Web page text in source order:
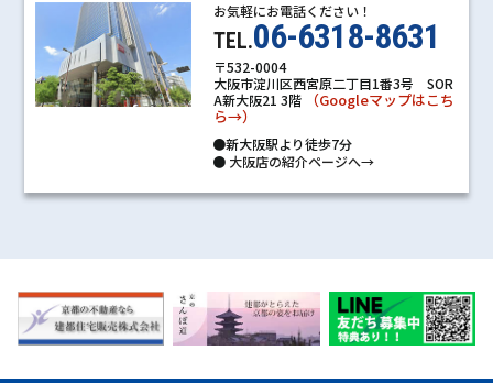
お気軽にお電話ください！
TEL.06-6318-8631
〒532-0004
大阪市淀川区西宮原二丁目1番3号 SOR
A新大阪21 3階
（Googleマップはこち
ら→）
●新大阪駅より徒歩7分
●大阪店の紹介ページへ→